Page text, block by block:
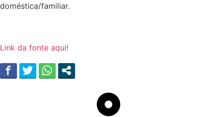
doméstica/familiar.
Link da fonte aqui!